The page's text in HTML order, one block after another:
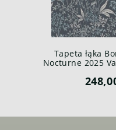
Tapeta łąka
Nocturne 2025